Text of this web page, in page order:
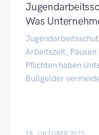
Was
Arbeitszeit,
Pflichten haben
Bußgelder